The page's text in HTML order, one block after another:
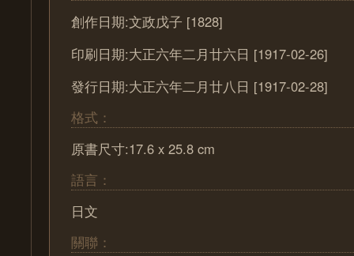
創作日期:文政戊子 [1828]
印刷日期:大正六年二月廿六日 [1917-02-26]
發行日期:大正六年二月廿八日 [1917-02-28]
格式：
原書尺寸:17.6 x 25.8 cm
語言：
日文
關聯：